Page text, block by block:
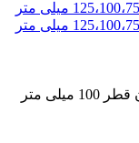
چرخ بیمارستانی دوقلو دورپیو پیچی گردان قطر 100 میلی متر